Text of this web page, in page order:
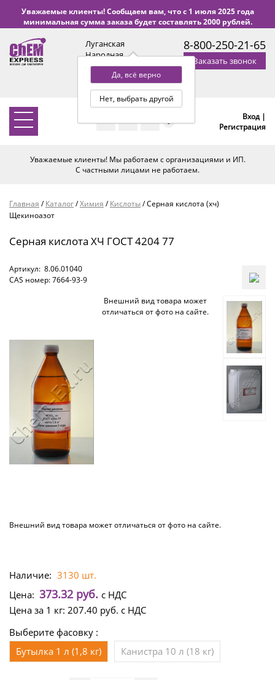
Уважаемые клиенты! Сообщаем вам, что с 1 июля 2025 года
минимальная сумма заказа будет составлять 2000 рублей.
Луганская
Народная
Республика
Да, всё верно
Нет, выбрать другой
с 9:00 до 18:00 по Уфе
(+2 МСК)
8-800-250-21-65
Заказать звонок
0
Вход |
Регистрация
Уважаемые клиенты! Мы работаем с организациями и ИП.
С частными лицами не работаем.
Главная /Каталог/Химия /Кислоты/Серная кислота (хч)
Щекиноазот
Серная кислота ХЧ ГОСТ 4204 77
Артикул: 8.06.01040
CAS номер: 7664-93-9
Внешний вид товара может
отличаться от фото на сайте.
Внешний вид товара может отличаться от фото на сайте.
Наличие: 3130 шт.
Цена: 373.32 руб. с НДС
Цена за 1 кг: 207.40 руб. с НДС
Выберите фасовку :
Бутылка 1 л (1,8 кг)
Канистра 10 л (18 кг)